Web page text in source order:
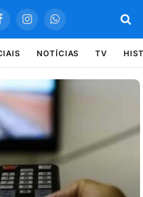
InstagramWhatsApp
NOTÍCIAS TV